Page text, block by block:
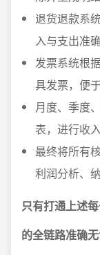
退货退款系
入与支出准
发票系统根
具发票，便
月度、季度
表，进行收
最终将所有
利润分析、
只有打通上述
的全链路准确